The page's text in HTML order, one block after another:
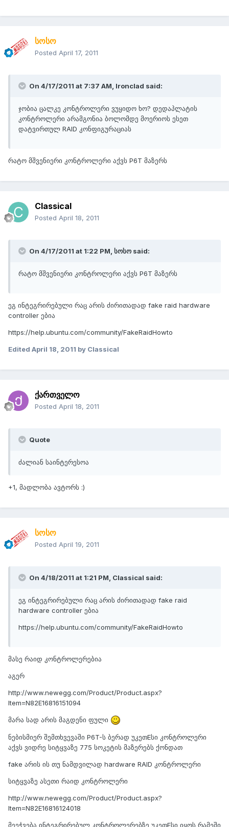
სოსო
Posted April 17, 2011
On 4/17/2011 at 7:37 AM, Ironclad said:
ჯობია ცალკე კონტროლერი ვუყიდო ხო? დედაპლატის
კონტროლერი არამგონია ბოლომდე მოერიოს ესეთ
დატვირთულ RAID კონფიგურაციას
რატო მშვენიერი კონტროლერი აქვს P6T მაზერს
Classical
Posted April 18, 2011
On 4/17/2011 at 1:22 PM, სოსო said:
რატო მშვენიერი კონტროლერი აქვს P6T მაზერს
ეგ ინტეგრირებული რაც არის ძირითადად fake raid hardware
controller ებია
https://help.ubuntu.com/community/FakeRaidHowto
Edited April 18, 2011 by Classical
ქართველო
Posted April 18, 2011
Quote
ძალიან საინტერესოა
+1, მადლობა ავტორს :)
სოსო
Posted April 19, 2011
On 4/18/2011 at 1:21 PM, Classical said:
ეგ ინტეგრირებული რაც არის ძირითადად fake raid
hardware controller ებია
https://help.ubuntu.com/community/FakeRaidHowto
მასე რაიდ კონტროლერებია
აგერ
http://www.newegg.com/Product/Product.aspx?
Item=N82E16816151094
მარა სად არის მაგდენი ფული
ნებისმიერ შემთხვევაში P6T-ს ბერად უკეთEსი კონტროლერი
აქვს ვიდრე სიტყვაზე 775 სოკეტის მაზერებს ქონდათ
fake არის ის თუ ნამდვილად hardware RAID კონტროლერი
სიტყვაზე ასეთი რაიდ კონტროლერი
http://www.newegg.com/Product/Product.aspx?
Item=N82E16816124018
მეეჭვება ინტეგრირებულ კონტროლერებზე უკეთEსი იყოს რამეში